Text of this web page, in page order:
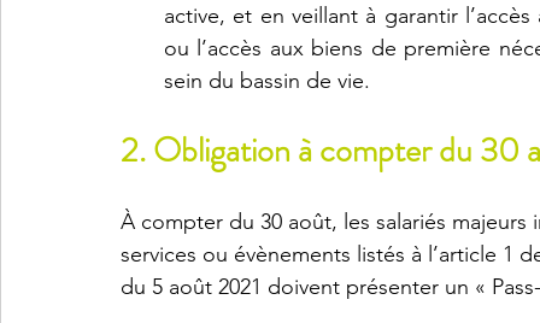
active, et en veillant à garantir
ou l’accès aux biens de première
sein du bassin de vie.
2. Obligation à compter du 30
À compter du 30 août, les salariés
services ou évènements listés à l’article 1
du 5 août 2021 doivent présenter un «